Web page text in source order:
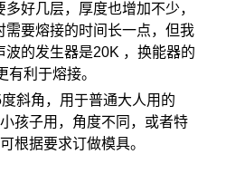
好几层，厚度也增加不少，
需要熔接的时间长一点，但我
波的发生器是20K ，换能器的
有利于熔接。
斜角，用于普通大人用的
孩子用，角度不同，或者特
根据要求订做模具。